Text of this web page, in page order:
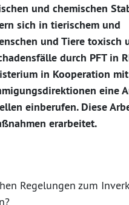
und chemischen
sich in tierischem und
und Tiere toxisch
durch PFT in
in Kooperation
eine
einberufen. Diese
erarbeitet.
Regelungen zum